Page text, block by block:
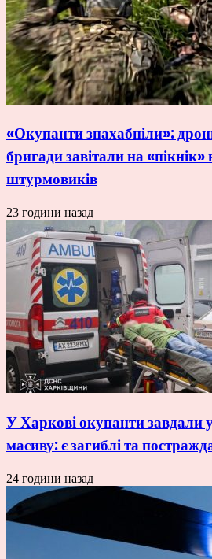
«Окупанти знахабніли»:
бригади завітали на
штурмовиків
23 години назад
У Харкові окупанти завдали
масиву: є загиблі та
24 години назад